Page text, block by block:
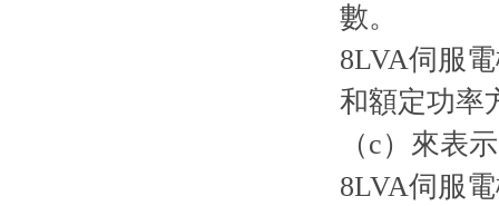
數。
8LVA伺服電
和額定功率
（c）來表示
8LVA伺服